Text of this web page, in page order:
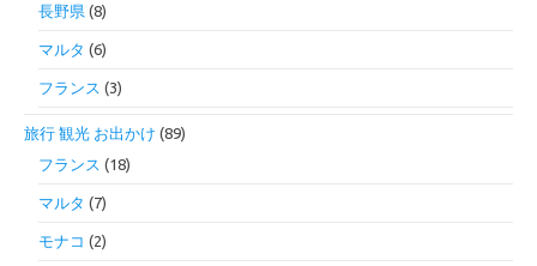
長野県 (8)
マルタ (6)
フランス (3)
旅行 観光 お出かけ (89)
フランス (18)
マルタ (7)
モナコ (2)